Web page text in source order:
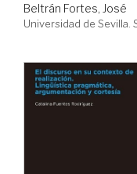
Beltrán Fortes, José
Universidad de Sevilla.